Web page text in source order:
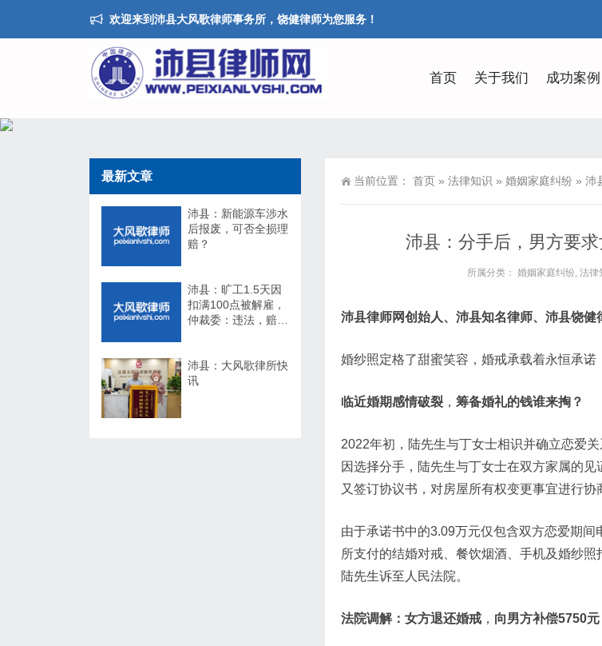
欢迎来到沛县大风歌律师事务所，饶健律师为您服务！
首页 关于我们 成功案例
当前位置： 首页 » 法律知识 » 婚姻家庭纠纷 » 沛
沛县：分手后，男方要
所属分类： 婚姻家庭纠纷, 法律
沛县律师网创始人、沛县知名律师、沛县饶健
婚纱照定格了甜蜜笑容，婚戒承载着永恒承
临近婚期感情破裂 ， 筹备婚礼的钱谁来掏？
2022年初，陆先生与丁女士相识并确立恋爱
因选择分手，陆先生与丁女士在双方家属的
又签订协议书，对房屋所有权变更事宜进行协
由于承诺书中的3.09万元仅包含双方恋爱期
所支付的结婚对戒、餐饮烟酒、手机及婚纱
陆先生诉至人民法院。
法院调解：女方退还婚戒 ， 向男方补偿5750元
最新文章
沛县：新能源车涉水
后报废，可否全损理
赔？
沛县：旷工1.5天因
扣满100点被解雇，
仲裁委：违法，赔
沛县：大风歌律所快
讯